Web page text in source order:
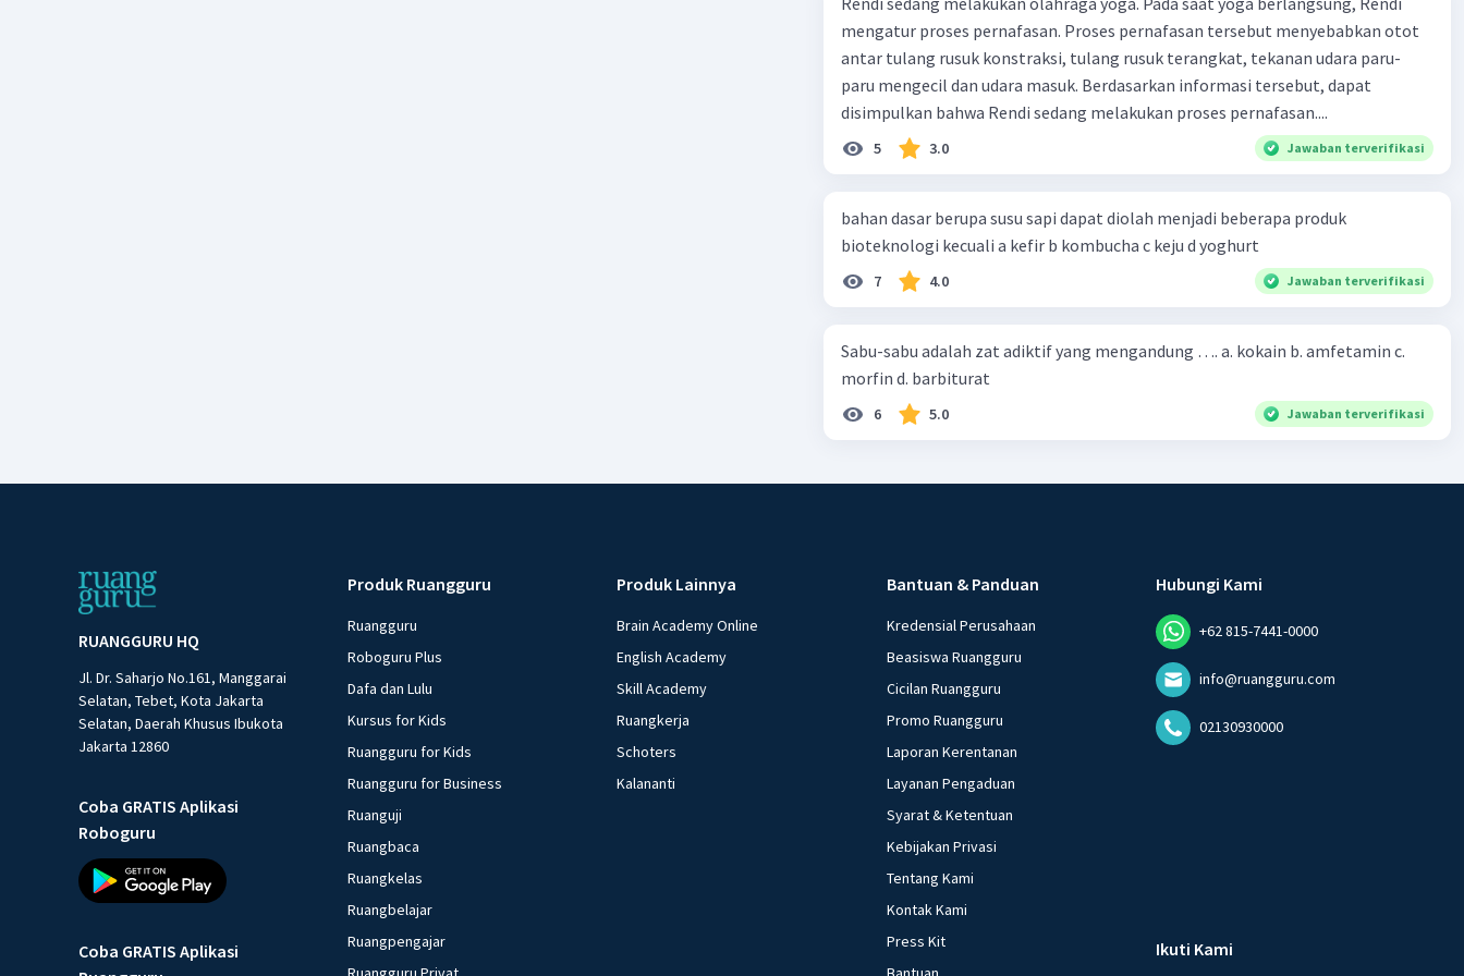
mengatur proses pernafasan. Proses pernafasan tersebut menyebabkan otot
antar tulang rusuk konstraksi, tulang rusuk terangkat, tekanan udara paru-
paru mengecil dan udara masuk. Berdasarkan informasi tersebut, dapat
disimpulkan bahwa Rendi sedang melakukan proses pernafasan....
5 3.0 Jawaban terverifikasi
bahan dasar berupa susu sapi dapat diolah menjadi beberapa produk
bioteknologi kecuali a kefir b kombucha c keju d yoghurt
7 4.0 Jawaban terverifikasi
Sabu-sabu adalah zat adiktif yang mengandung …. a. kokain b. amfetamin c.
morfin d. barbiturat
6 5.0 Jawaban terverifikasi
RUANGGURU HQ
Jl. Dr. Saharjo No.161, Manggarai
Selatan, Tebet, Kota Jakarta
Selatan, Daerah Khusus Ibukota
Jakarta 12860
Coba GRATIS Aplikasi
Roboguru
Coba GRATIS Aplikasi
Produk Ruangguru
Ruangguru
Roboguru Plus
Dafa dan Lulu
Kursus for Kids
Ruangguru for Kids
Ruangguru for Business
Ruanguji
Ruangbaca
Ruangkelas
Ruangbelajar
Ruangpengajar
Produk Lainnya
Brain Academy Online
English Academy
Skill Academy
Ruangkerja
Schoters
Kalananti
Bantuan & Panduan
Kredensial Perusahaan
Beasiswa Ruangguru
Cicilan Ruangguru
Promo Ruangguru
Laporan Kerentanan
Layanan Pengaduan
Syarat & Ketentuan
Kebijakan Privasi
Tentang Kami
Kontak Kami
Press Kit
Hubungi Kami
+62 815-7441-0000
info@ruangguru.com
02130930000
Ikuti Kami